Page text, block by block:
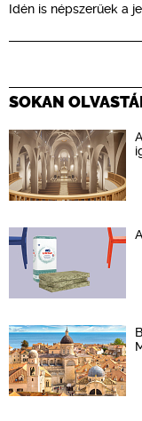
Idén is népszerűek a
SOKAN